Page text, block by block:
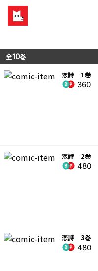
全10巻
恋詩 1巻
360
恋詩 2巻
480
恋詩 3巻
480